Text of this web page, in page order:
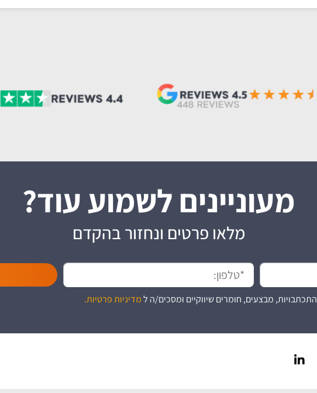
מעוניינים לשמוע עוד?
מלאו פרטים ונחזור בהקדם
מבצעים, חומרים שיווקיים ומסכים/ה למדיניות פרטיות.